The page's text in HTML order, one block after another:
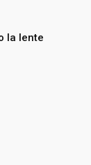
la lente